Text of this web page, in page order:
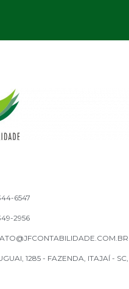
6547
2956
1285 - FAZENDA, ITAJAÍ -